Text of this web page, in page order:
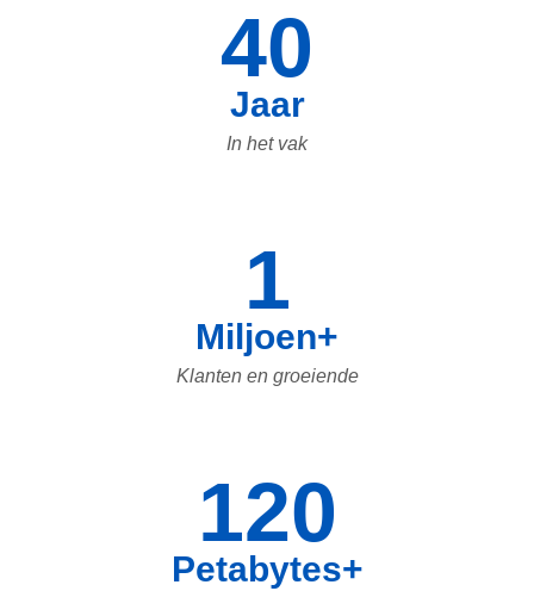
40
Jaar
In het vak
1
Miljoen+
Klanten en groeiende
120
Petabytes+